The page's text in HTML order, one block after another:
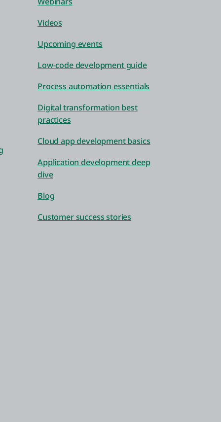
Videos
Upcoming events
Low-code development guide
Process automation essentials
Digital transformation best
practices
Cloud app development basics
Application development deep
dive
Blog
Customer success stories